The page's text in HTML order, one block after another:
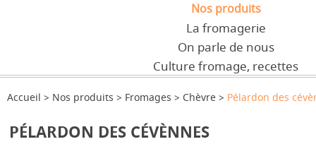
Nos produits
La fromagerie
On parle de nous
Culture fromage, recettes
Accueil Nos produits Fromages Chèvre Pélardon des
PÉLARDON DES CÉVÈNNES